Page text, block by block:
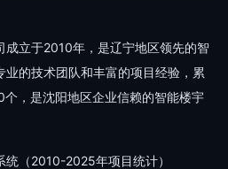
成立于2010年，是辽宁地区领先的智
的技术团队和丰富的项目经验，累
，是沈阳地区企业信赖的智能楼宇
（2010-2025年项目统计）